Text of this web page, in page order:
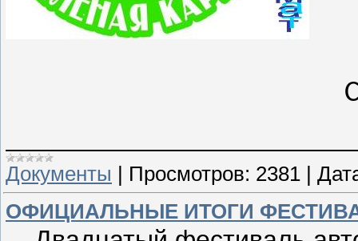
Документы | Просмотров: 2381 |
ОФИЦИАЛЬНЫЕ ИТОГИ